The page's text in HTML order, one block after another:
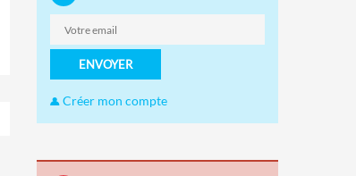
ENVOYER
Créer mon compte